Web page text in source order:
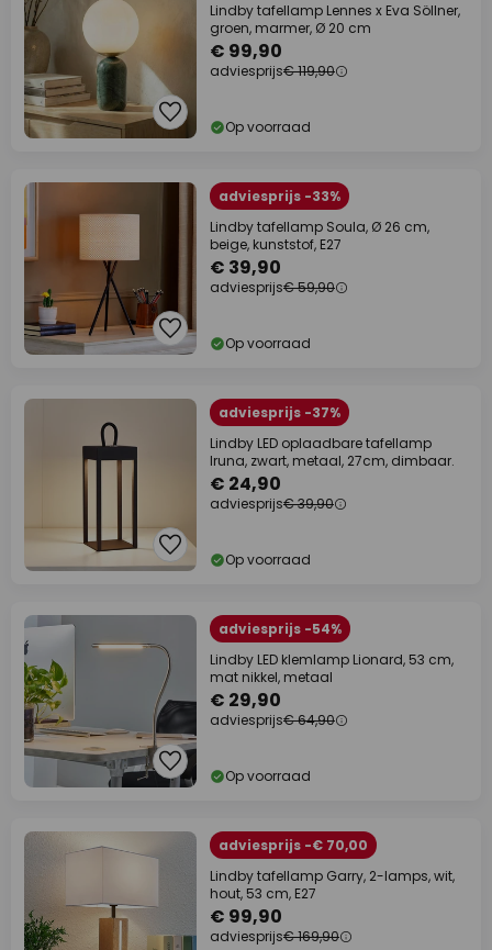
Lindby tafellamp Lennes x Eva Söllner,
groen, marmer, Ø 20 cm
€ 99,90
adviesprijs€ 119,90
Op voorraad
adviesprijs -33%
Lindby tafellamp Soula, Ø 26 cm,
beige, kunststof, E27
€ 39,90
adviesprijs€ 59,90
Op voorraad
adviesprijs -37%
Lindby LED oplaadbare tafellamp
Iruna, zwart, metaal, 27cm, dimbaar.
€ 24,90
adviesprijs€ 39,90
Op voorraad
adviesprijs -54%
Lindby LED klemlamp Lionard, 53 cm,
mat nikkel, metaal
€ 29,90
adviesprijs€ 64,90
Op voorraad
adviesprijs -€ 70,00
Lindby tafellamp Garry, 2-lamps, wit,
hout, 53 cm, E27
€ 99,90
adviesprijs€ 169,90